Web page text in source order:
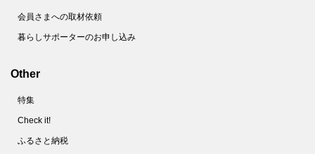
会員さまへの取材依頼
暮らしサポーターのお申し込み
Other
特集
Check it!
ふるさと納税